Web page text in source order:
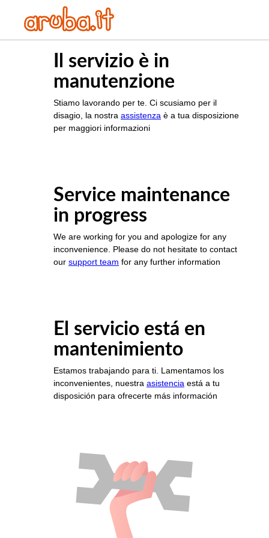
Il servizio è in
manutenzione
Stiamo lavorando per te. Ci scusiamo per il
disagio, la nostra assistenza è a tua disposizione
per maggiori informazioni
Service maintenance
in progress
We are working for you and apologize for any
inconvenience. Please do not hesitate to contact
our support team for any further information
El servicio está en
mantenimiento
Estamos trabajando para ti. Lamentamos los
inconvenientes, nuestra asistencia está a tu
disposición para ofrecerte más información